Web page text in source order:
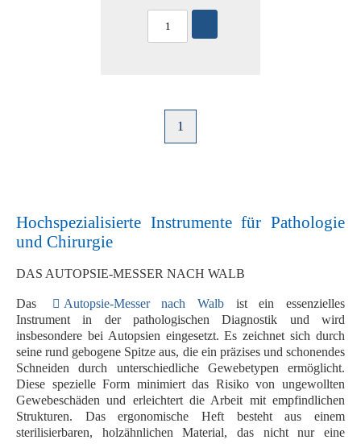
1
Hochspezialisierte Instrumente für Pathologie
und Chirurgie
DAS AUTOPSIE-MESSER NACH WALB
Das Autopsie-Messer nach Walb ist ein essenzielles
Instrument in der pathologischen Diagnostik und wird
insbesondere bei Autopsien eingesetzt. Es zeichnet sich durch
seinerund gebogene Spitze aus, die ein präzises und schonendes
Schneiden durch unterschiedliche Gewebetypen ermöglicht.
Diese spezielle Form minimiert das Risiko von ungewollten
Gewebeschäden und erleichtert die Arbeit mit empfindlichen
Strukturen. Dasergonomische Heft besteht aus einem
sterilisierbaren, holzähnlichen Material, das nicht nur eine